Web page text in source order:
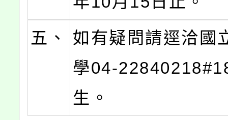
五、
如有疑問請逕洽國
學04-
生。